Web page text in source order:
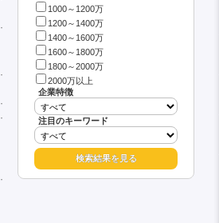
1000～1200万
1200～1400万
1400～1600万
1600～1800万
1800～2000万
2000万以上
企業特徴
注目のキーワード